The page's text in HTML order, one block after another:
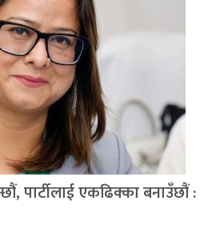
पार्टीलाई एकढिक्का बनाउँछौं :